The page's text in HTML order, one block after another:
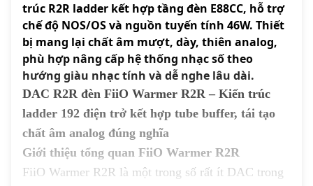
trúc R2R ladder kết hợp tầng đèn E88CC, hỗ trợ
chế độ NOS/OS và nguồn tuyến tính 46W. Thiết
bị mang lại chất âm mượt, dày, thiên analog,
phù hợp nâng cấp hệ thống nhạc số theo
hướng giàu nhạc tính và dễ nghe lâu dài.
DAC R2R đèn FiiO Warmer R2R – Kiến trúc
ladder 192 điện trở kết hợp tube buffer, tái tạo
chất âm analog đúng nghĩa
Giới thiệu tổng quan FiiO Warmer R2R
FiiO Warmer R2R là một trong số rất ít DAC trong